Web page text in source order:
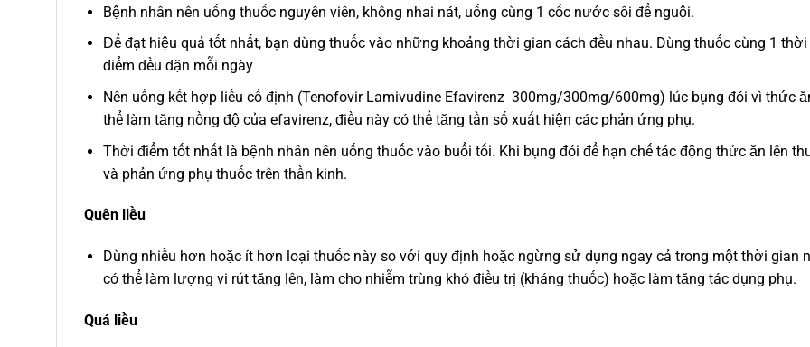
Bệnh nhân nên uống thuốc nguyên viên, không nhai nát, uống cùng 1 cốc nước sôi để nguội.
Để đạt hiệu quả tốt nhất, bạn dùng thuốc vào những khoảng thời gian cách đều nhau. Dùng thuốc cùng 1 thời
điểm đều đặn mỗi ngày
Nên uống kết hợp liều cố định (Tenofovir Lamivudine Efavirenz 300mg/300mg/600mg) lúc bụng đói vì thức
thể làm tăng nồng độ của efavirenz, điều này có thể tăng tần số xuất hiện các phản ứng phụ.
Thời điểm tốt nhất là bệnh nhân nên uống thuốc vào buổi tối. Khi bụng đói để hạn chế tác động thức ăn lên
và phản ứng phụ thuốc trên thần kinh.
Quên liều
Dùng nhiều hơn hoặc ít hơn loại thuốc này so với quy định hoặc ngừng sử dụng ngay cả trong một thời gian
có thể làm lượng vi rút tăng lên, làm cho nhiễm trùng khó điều trị (kháng thuốc) hoặc làm tăng tác dụng phụ.
Quá liều